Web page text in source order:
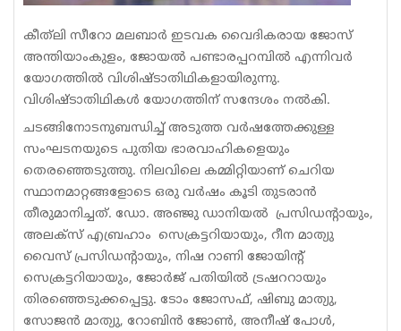
കീത്‌ലി സീറോ മലബാർ ഇടവക വൈദികരായ ജോസ്
അന്തിയാംകുളം, ജോയൽ പണ്ടാരപ്പറമ്പിൽ എന്നിവർ
യോഗത്തിൽ വിശിഷ്ടാതിഥികളായിരുന്നു.
വിശിഷ്ടാതിഥികൾ യോഗത്തിന് സന്ദേശം നൽകി.
ചടങ്ങിനോടനുബന്ധിച്ച് അടുത്ത വർഷത്തേക്കുള്ള
സംഘടനയുടെ പുതിയ ഭാരവാഹികളെയും
തെരഞ്ഞെടുത്തു. നിലവിലെ കമ്മിറ്റിയാണ് ചെറിയ
സ്ഥാനമാറ്റങ്ങളോടെ ഒരു വർഷം കൂടി തുടരാൻ
തീരുമാനിച്ചത്. ഡോ. അഞ്ജു ഡാനിയൽ പ്രസിഡന്റായും,
അലക്സ് എബ്രഹാം സെക്രട്ടറിയായും, റീന മാത്യു
വൈസ് പ്രസിഡന്റായും, നിഷ റാണി ജോയിന്റ്
സെക്രട്ടറിയായും, ജോർജ് പതിയിൽ ട്രഷററായും
തിരഞ്ഞെടുക്കപ്പെട്ടു. ടോം ജോസഫ്, ഷിബു മാത്യു,
സോജൻ മാത്യു, റോബിൻ ജോൺ, അനീഷ് പോൾ,